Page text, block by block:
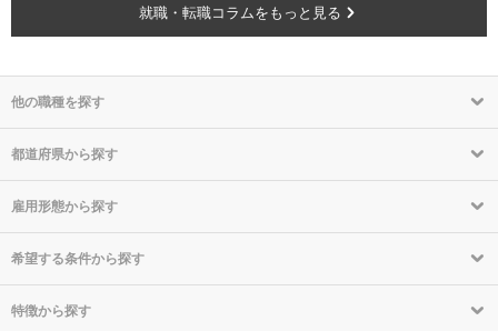
就職・転職コラムをもっと見る
他の職種を探す
都道府県から探す
雇用形態から探す
希望する条件から探す
特徴から探す